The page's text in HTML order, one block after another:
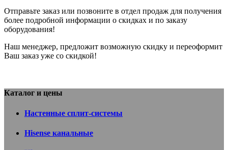
Отправьте заказ или позвоните в отдел продаж для получения
более подробной информации о скидках и по заказу
оборудования!
Наш менеджер, предложит возможную скидку и переоформит
Ваш заказ уже со скидкой!
Каталог и цены
Настенные сплит-системы
Hisense канальные